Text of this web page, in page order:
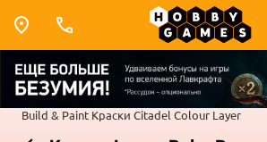
Build & Paint Краски Citadel Colour Layer